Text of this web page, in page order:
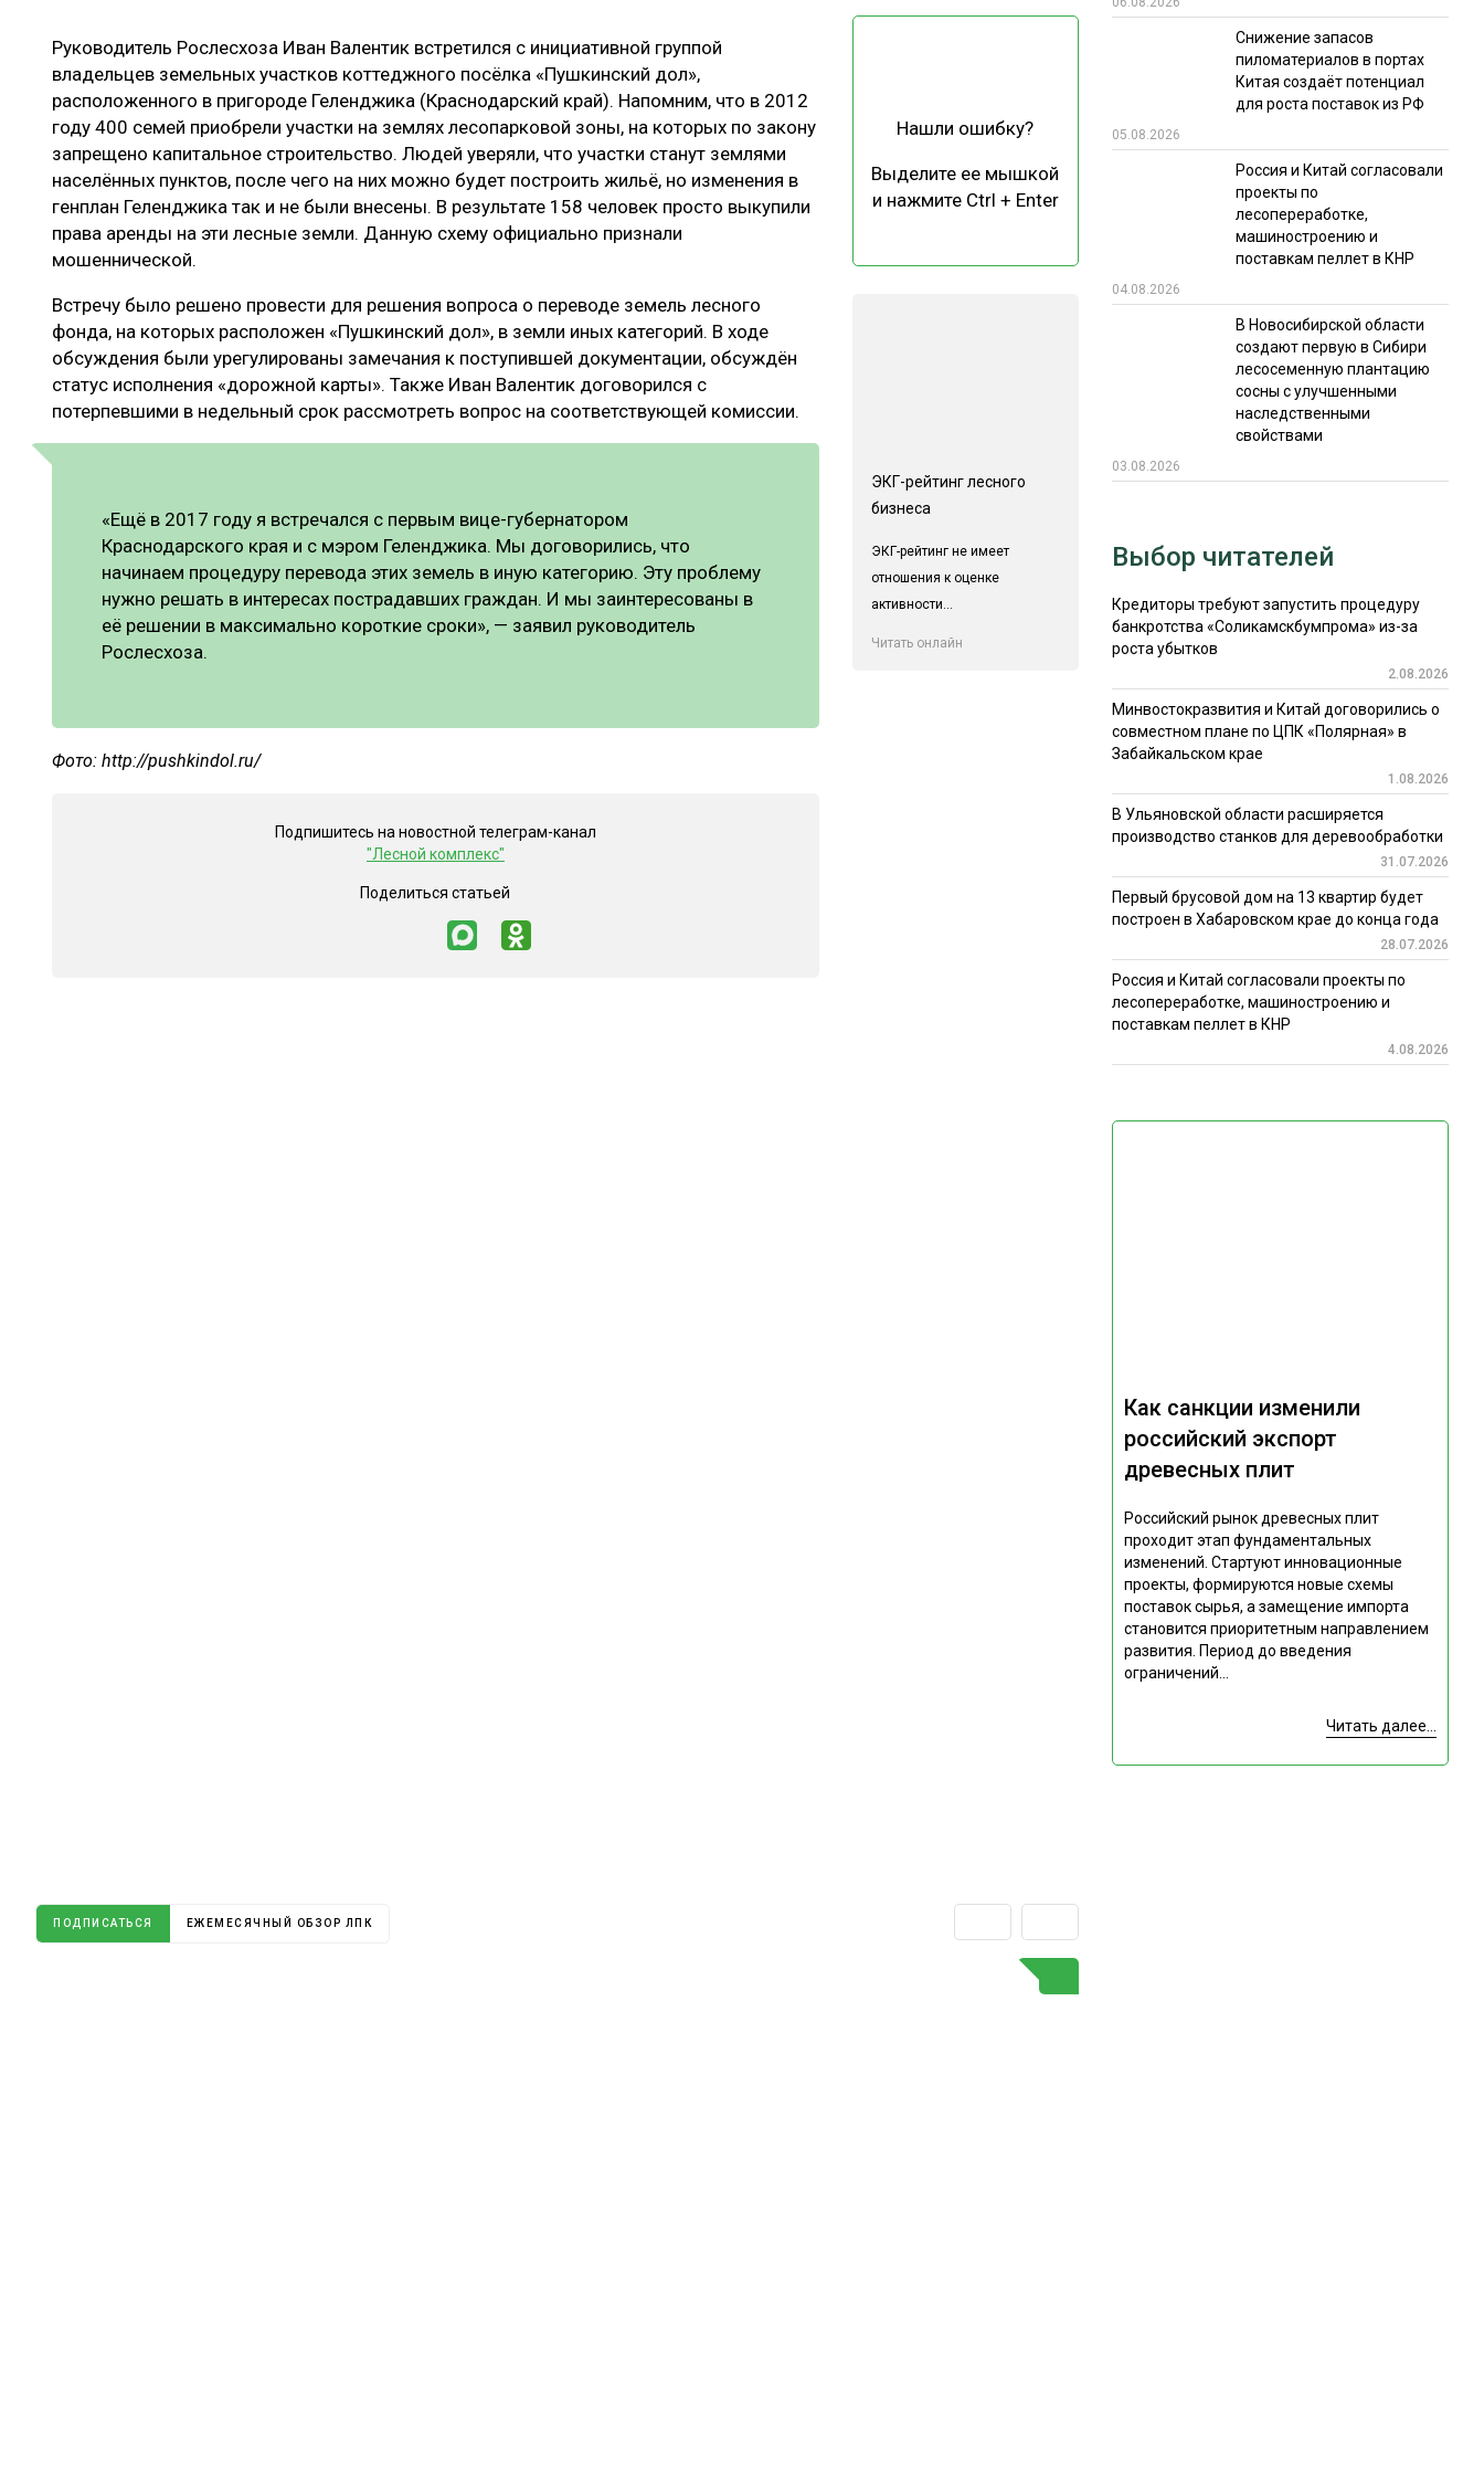
ЛОГИСТИКА
ПРОИЗВОДСТВО ДРЕВЕСНЫХ ПЛИТ
ЦБП
МЕБЕЛЬНОЕ ПРОИЗВОДСТВО
ОТРАСЛЕВАЯ ДИСКУССИЯ
ЭКСПЕРТНОЕ МНЕНИЕ
КАЛЕНДАРЬ ВЫСТАВОК ИТОГИ МЕРОПРИЯТИЙ
Руководитель Рослесхоза Иван Валентик встретился с инициативной группой
владельцев земельных участков коттеджного посёлка «Пушкинский дол»,
расположенного в пригороде Геленджика (Краснодарский край). Напомним, что в 2012
году 400 семей приобрели участки на землях лесопарковой зоны, на которых по закону
запрещено капитальное строительство. Людей уверяли, что участки станут землями
населённых пунктов, после чего на них можно будет построить жильё, но изменения в
генплан Геленджика так и не были внесены. В результате 158 человек просто выкупили
права аренды на эти лесные земли. Данную схему официально признали
мошеннической.
Встречу было решено провести для решения вопроса о переводе земель лесного
фонда, на которых расположен «Пушкинский дол», в земли иных категорий. В ходе
обсуждения были урегулированы замечания к поступившей документации, обсуждён
статус исполнения «дорожной карты». Также Иван Валентик договорился с
потерпевшими в недельный срок рассмотреть вопрос на соответствующей комиссии.
«Ещё в 2017 году я встречался с первым вице-губернатором
Краснодарского края и с мэром Геленджика. Мы договорились, что
начинаем процедуру перевода этих земель в иную категорию. Эту проблему
нужно решать в интересах пострадавших граждан. И мы заинтересованы в
её решении в максимально короткие сроки», — заявил руководитель
Рослесхоза.
Фото: http://pushkindol.ru/
Подпишитесь на новостной телеграм-канал
"Лесной комплекс"
Поделиться статьей
Нашли ошибку?
Выделите ее мышкой
и нажмите Ctrl + Enter
ЭКГ-рейтинг лесного
бизнеса
ЭКГ-рейтинг не имеет
отношения к оценке
активности...
Читать онлайн
Снижение запасов
пиломатериалов в портах
Китая создаёт потенциал
для роста поставок из РФ
05.08.2026
Россия и Китай согласовали
проекты по
лесопереработке,
машиностроению и
поставкам пеллет в КНР
04.08.2026
В Новосибирской области
создают первую в Сибири
лесосеменную плантацию
сосны с улучшенными
наследственными
свойствами
03.08.2026
Как санкции изменили
российский экспорт
древесных плит
Российский рынок древесных плит
проходит этап фундаментальных
изменений. Стартуют инновационные
проекты, формируются новые схемы
поставок сырья, а замещение импорта
становится приоритетным направлением
развития. Период до введения
ограничений...
Читать далее...
ПОДПИСАТЬСЯ ЕЖЕМЕСЯЧНЫЙ ОБЗОР ЛПК
Выбор читателей
Кредиторы требуют запустить процедуру
банкротства «Соликамскбумпрома» из-за
роста убытков
2.08.2026
Минвостокразвития и Китай договорились о
совместном плане по ЦПК «Полярная» в
Забайкальском крае
1.08.2026
В Ульяновской области расширяется
производство станков для деревообработки
31.07.2026
Первый брусовой дом на 13 квартир будет
построен в Хабаровском крае до конца года
28.07.2026
Россия и Китай согласовали проекты по
лесопереработке, машиностроению и
поставкам пеллет в КНР
4.08.2026